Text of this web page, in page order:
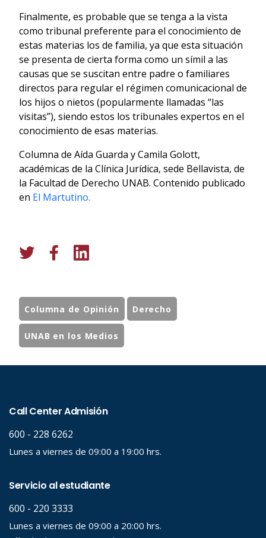
Finalmente, es probable que se tenga a la vista
como tribunal preferente para el conocimiento de
estas materias los de familia, ya que esta situación
se presenta de cierta forma como un símil a las
causas que se suscitan entre padre o familiares
directos para regular el régimen comunicacional de
los hijos o nietos (popularmente llamadas “las
visitas”), siendo estos los tribunales expertos en el
conocimiento de esas materias.
Columna de Aída Guarda y Camila Golott,
académicas de la Clínica Jurídica, sede Bellavista, de
la Facultad de Derecho UNAB. Contenido publicado
en El Martutino.
Columna de Opinión Derecho
UNAB en los Medios